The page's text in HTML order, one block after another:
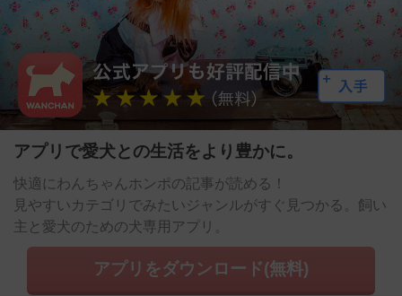
アプリで愛犬との生活をより豊かに。
快適にわんちゃんホンポの記事が読める！
見やすいカテゴリでみたいジャンルがすぐ見つかる。飼い
主と愛犬のための犬専用アプリ。
アプリをダウンロード(無料)